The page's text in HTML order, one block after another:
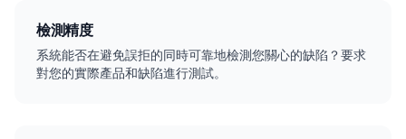
檢測精度
系統能否在避免誤拒的同時可靠地檢測您關心的缺陷？要求
對您的實際產品和缺陷進行測試。